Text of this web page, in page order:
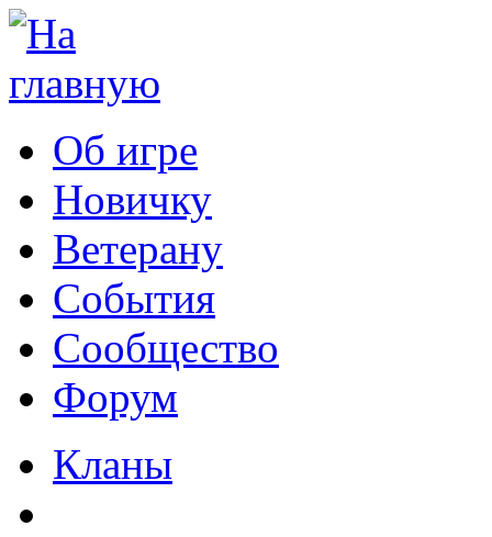
Об игре
Новичку
Ветерану
События
Сообщество
Форум
Кланы